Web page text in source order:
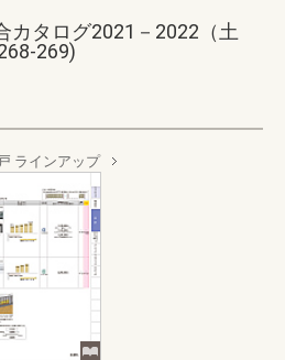
カタログ2021－2022（土
269)
ラインアップ